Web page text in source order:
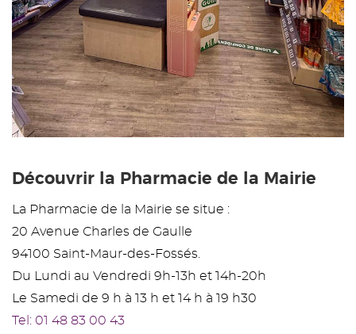
Découvrir la Pharmacie de la Mairie
La Pharmacie de la Mairie se situe :
20 Avenue Charles de Gaulle
94100 Saint-Maur-des-Fossés.
Du Lundi au Vendredi 9h-13h et 14h-20h
Le Samedi de 9 h à 13 h et 14 h à 19 h30
Tel: 01 48 83 00 43